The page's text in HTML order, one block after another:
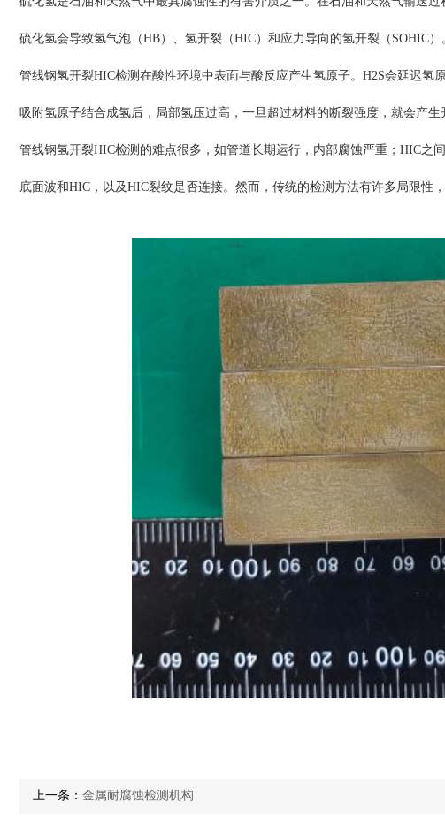
硫化氢会导致氢气泡（HB）、氢开裂（HIC）和应力导向的氢开裂（SOHIC）
管线钢氢开裂HIC检测在酸性环境中表面与酸反应产生氢原子。H2S会延迟氢
吸附氢原子结合成氢后，局部氢压过高，一旦超过材料的断裂强度，就会产生
管线钢氢开裂HIC检测的难点很多，如管道长期运行，内部腐蚀严重；HIC
底面波和HIC，以及HIC裂纹是否连接。然而，传统的检测方法有许多局限性
上一条： 金属耐腐蚀检测机构